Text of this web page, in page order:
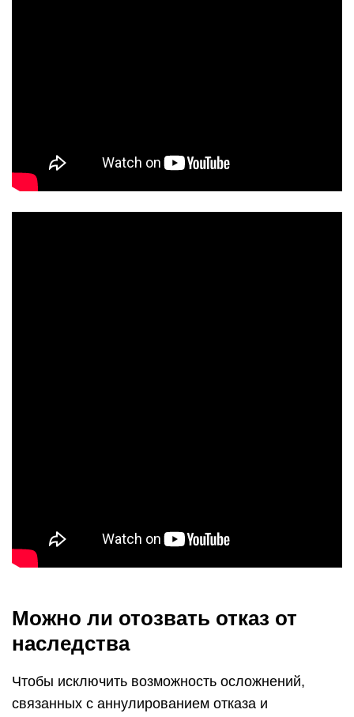
Можно ли отозвать отказ от
наследства
Чтобы исключить возможность осложнений,
связанных с аннулированием отказа и